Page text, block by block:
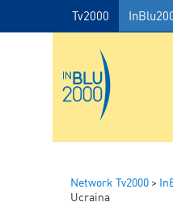
Tv2000
Network Tv2000 >
Ucraina